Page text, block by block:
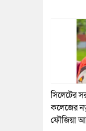
সিলেটের
কলেজের
ফৌজিয়া